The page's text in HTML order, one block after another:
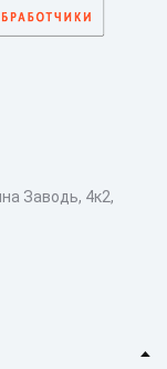
Заводь, 4к2,